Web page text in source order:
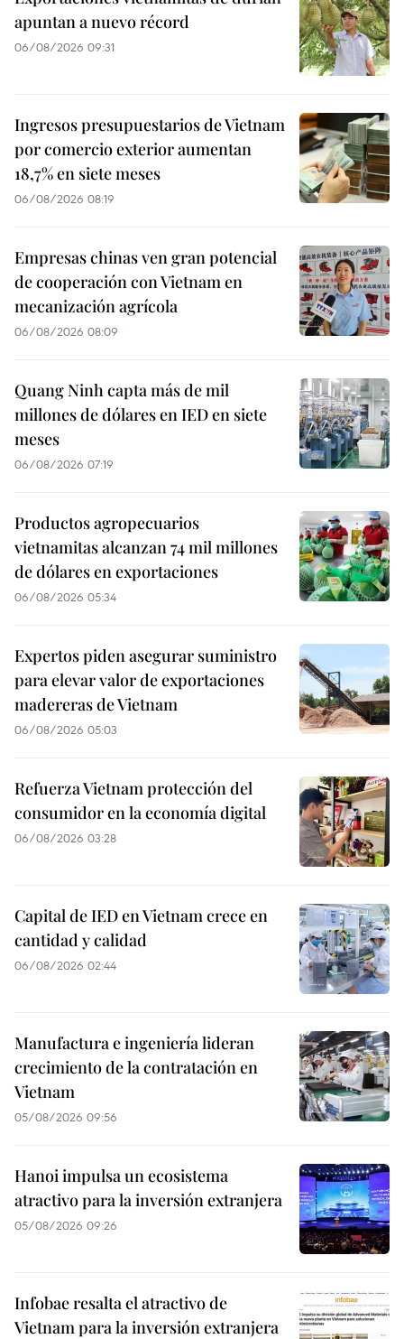
apuntan a nuevo récord
06/08/2026 09:31
Ingresos presupuestarios de Vietnam
por comercio exterior aumentan
18,7% en siete meses
06/08/2026 08:19
Empresas chinas ven gran potencial
de cooperación con Vietnam en
mecanización agrícola
06/08/2026 08:09
Quang Ninh capta más de mil
millones de dólares en IED en siete
meses
06/08/2026 07:19
Productos agropecuarios
vietnamitas alcanzan 74 mil millones
de dólares en exportaciones
06/08/2026 05:34
Expertos piden asegurar suministro
para elevar valor de exportaciones
madereras de Vietnam
06/08/2026 05:03
Refuerza Vietnam protección del
consumidor en la economía digital
06/08/2026 03:28
Capital de IED en Vietnam crece en
cantidad y calidad
06/08/2026 02:44
Manufactura e ingeniería lideran
crecimiento de la contratación en
Vietnam
05/08/2026 09:56
Hanoi impulsa un ecosistema
atractivo para la inversión extranjera
05/08/2026 09:26
Infobae resalta el atractivo de
Vietnam para la inversión extranjera